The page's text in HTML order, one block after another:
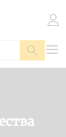
Пошук